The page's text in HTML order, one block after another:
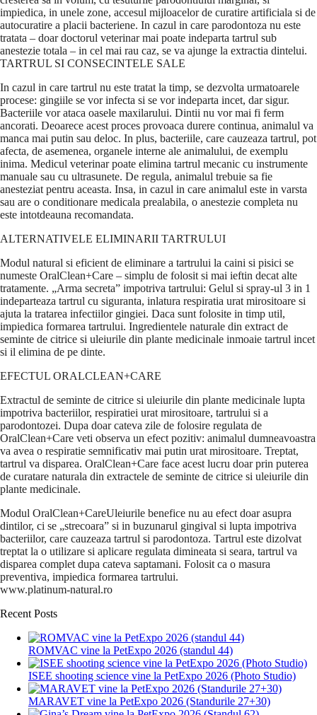
impiedica, in unele zone, accesul mijloacelor de curatire artificiala si de
autocuratire a placii bacteriene. In cazul in care parodontoza nu este
tratata – doar doctorul veterinar mai poate indeparta tartrul sub
anestezie totala – in cel mai rau caz, se va ajunge la extractia dintelui.
TARTRUL SI CONSECINTELE SALE
In cazul in care tartrul nu este tratat la timp, se dezvolta urmatoarele
procese: gingiile se vor infecta si se vor indeparta incet, dar sigur.
Bacteriile vor ataca oasele maxilarului. Dintii nu vor mai fi ferm
ancorati. Deoarece acest proces provoaca durere continua, animalul va
manca mai putin sau deloc. In plus, bacteriile, care cauzeaza tartrul, pot
afecta, de asemenea, organele interne ale animalului, de exemplu
inima. Medicul veterinar poate elimina tartrul mecanic cu instrumente
manuale sau cu ultrasunete. De regula, animalul trebuie sa fie
anesteziat pentru aceasta. Insa, in cazul in care animalul este in varsta
sau are o conditionare medicala prealabila, o anestezie completa nu
este intotdeauna recomandata.
ALTERNATIVELE ELIMINARII TARTRULUI
Modul natural si eficient de eliminare a tartrului la caini si pisici se
numeste OralClean+Care – simplu de folosit si mai ieftin decat alte
tratamente. „Arma secreta” impotriva tartrului: Gelul si spray-ul 3 in 1
indeparteaza tartrul cu siguranta, inlatura respiratia urat mirositoare si
ajuta la tratarea infectiilor gingiei. Daca sunt folosite in timp util,
impiedica formarea tartrului. Ingredientele naturale din extract de
seminte de citrice si uleiurile din plante medicinale inmoaie tartrul incet
si il elimina de pe dinte.
EFECTUL ORALCLEAN+CARE
Extractul de seminte de citrice si uleiurile din plante medicinale lupta
impotriva bacteriilor, respiratiei urat mirositoare, tartrului si a
parodontozei. Dupa doar cateva zile de folosire regulata de
OralClean+Care veti observa un efect pozitiv: animalul dumneavoastra
va avea o respiratie semnificativ mai putin urat mirositoare. Treptat,
tartrul va disparea. OralClean+Care face acest lucru doar prin puterea
de curatare naturala din extractele de seminte de citrice si uleiurile din
plante medicinale.
Modul OralClean+CareUleiurile benefice nu au efect doar asupra
dintilor, ci se „strecoara” si in buzunarul gingival si lupta impotriva
bacteriilor, care cauzeaza tartrul si parodontoza. Tartrul este dizolvat
treptat la o utilizare si aplicare regulata dimineata si seara, tartrul va
disparea complet dupa cateva saptamani. Folosit ca o masura
preventiva, impiedica formarea tartrului.
www.platinum-natural.ro
Recent Posts
ROMVAC vine la PetExpo 2026 (standul 44)
ISEE shooting science vine la PetExpo 2026 (Photo Studio)
MARAVET vine la PetExpo 2026 (Standurile 27+30)